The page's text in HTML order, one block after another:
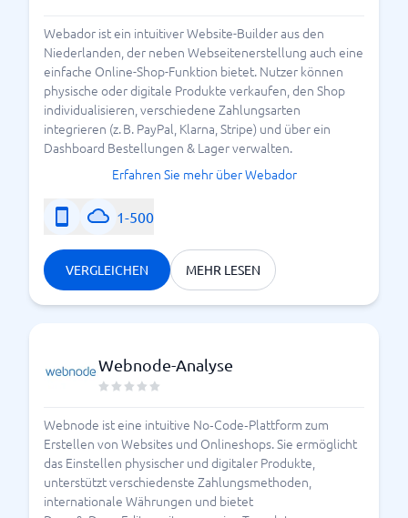
Webador ist ein intuitiver Website-Builder aus den
Niederlanden, der neben Webseitenerstellung auch eine
einfache Online-Shop-Funktion bietet. Nutzer können
physische oder digitale Produkte verkaufen, den Shop
individualisieren, verschiedene Zahlungsarten
integrieren (z. B. PayPal, Klarna, Stripe) und über ein
Dashboard Bestellungen & Lager verwalten.
Erfahren Sie mehr über Webador
1-500
VERGLEICHEN MEHR LESEN
Webnode-Analyse
Webnode ist eine intuitive No‑Code‑Plattform zum
Erstellen von Websites und Onlineshops. Sie ermöglicht
das Einstellen physischer und digitaler Produkte,
unterstützt verschiedenste Zahlungsmethoden,
internationale Währungen und bietet